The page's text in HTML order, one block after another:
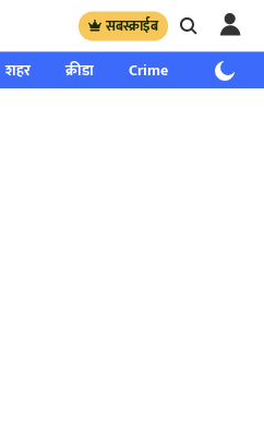
सबस्क्राईब
शहर क्रीडा Crime साप्ताहिक